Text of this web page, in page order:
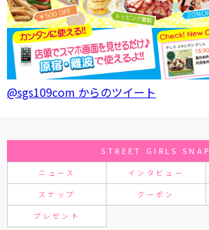
@sgs109com からのツイート
STREET GIRLS SNAP
ニュース インタビュー
スナップ クーポン
プレゼント